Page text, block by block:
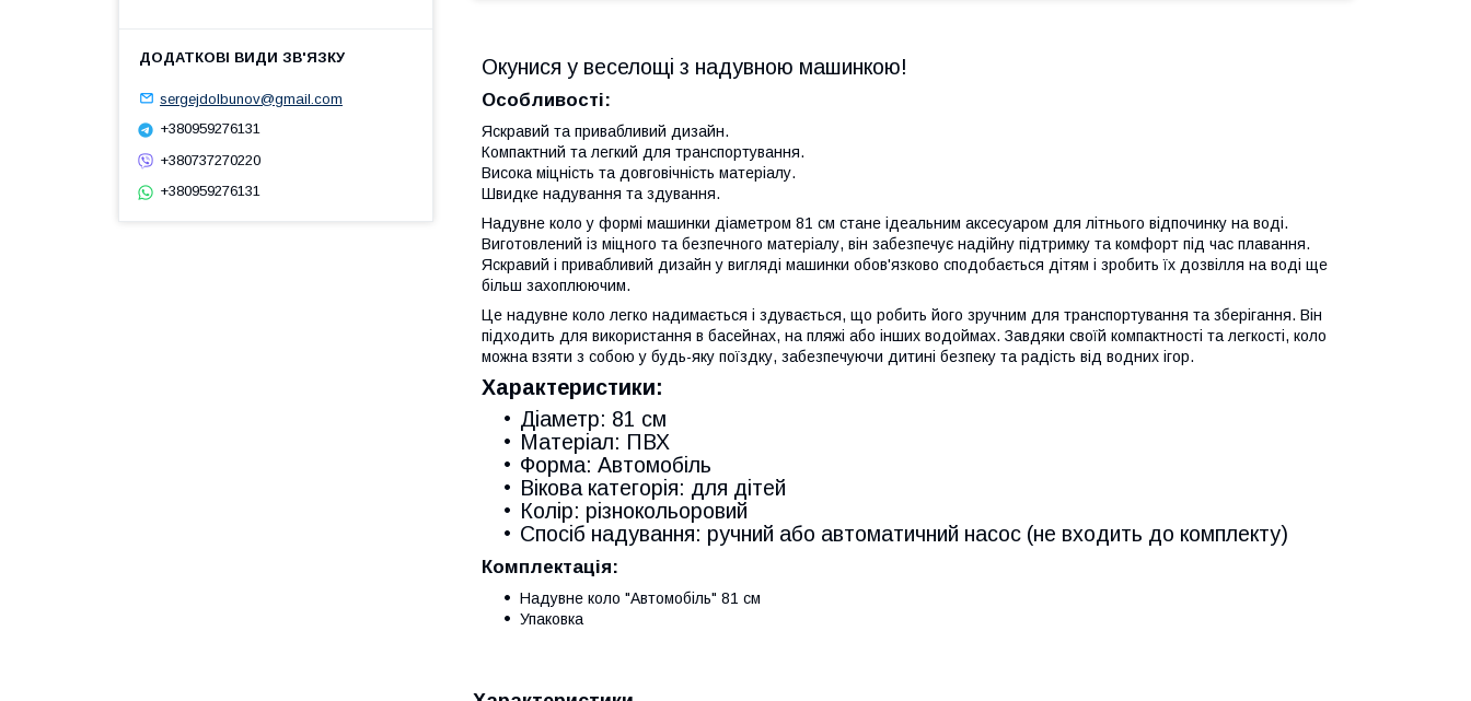
Окунися у веселощі з надувною машинкою!
Особливості:
Яскравий та привабливий дизайн.
Компактний та легкий для транспортування.
Висока міцність та довговічність матеріалу.
Швидке надування та здування.
Надувне коло у формі машинки діаметром 81 см стане ідеальним аксесуаром для літнього відпочинку на воді.
Виготовлений із міцного та безпечного матеріалу, він забезпечує надійну підтримку та комфорт під час плавання.
Яскравий і привабливий дизайн у вигляді машинки обов'язково сподобається дітям і зробить їх дозвілля на воді ще
більш захоплюючим.
Це надувне коло легко надимається і здувається, що робить його зручним для транспортування та зберігання. Він
підходить для використання в басейнах, на пляжі або інших водоймах. Завдяки своїй компактності та легкості, коло
можна взяти з собою у будь-яку поїздку, забезпечуючи дитині безпеку та радість від водних ігор.
Характеристики:
Діаметр: 81 см
Матеріал: ПВХ
Форма: Автомобіль
Вікова категорія: для дітей
Колір: різнокольоровий
Спосіб надування: ручний або автоматичний насос (не входить до комплекту)
Комплектація:
Надувне коло "Автомобіль" 81 см
Упаковка
sergejdolbunov@gmail.com
+380959276131
+380737270220
+380959276131